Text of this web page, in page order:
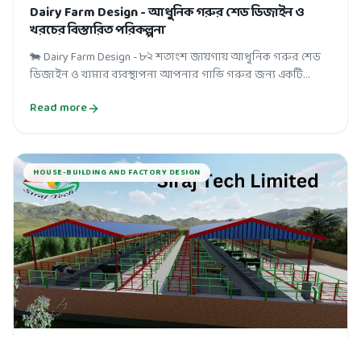
Dairy Farm Design - আধুনিক গরুর শেড ডিজাইন ও
খরচের বিস্তারিত পরিকল্পনা
🐄 Dairy Farm Design - ৮২ শতাংশ জায়গায় আধুনিক গরুর শেড
ডিজাইন ও খামার ব্যবস্থাপনা আপনার গাভি গরুর জন্য একটি
Read more
HOUSE-BUILDING AND FACTORY DESIGN